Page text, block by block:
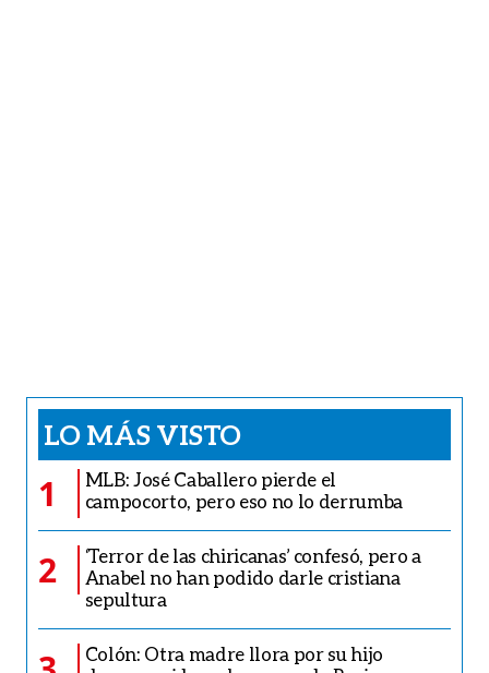
LO MÁS VISTO
1
MLB: José Caballero pierde el
campocorto, pero eso no lo derrumba
2
‘Terror de las chiricanas’ confesó, pero a
Anabel no han podido darle cristiana
sepultura
Colón: Otra madre llora por su hijo